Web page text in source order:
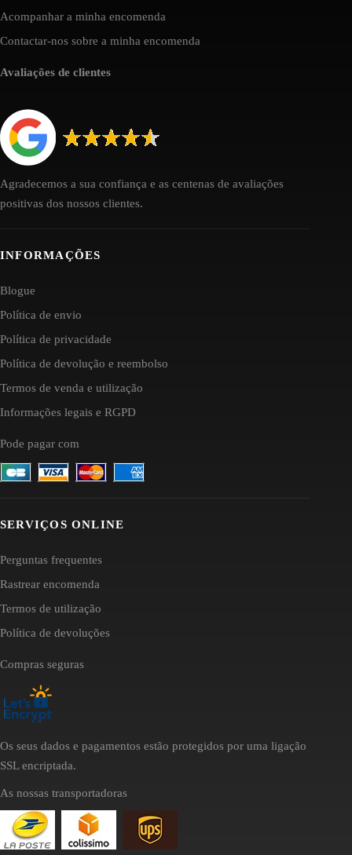
Acompanhar a minha encomenda
Contactar-nos sobre a minha encomenda
Avaliações de clientes
Agradecemos a sua confiança e as centenas de avaliações
positivas dos nossos clientes.
INFORMAÇÕES
Blogue
Política de envio
Política de privacidade
Política de devolução e reembolso
Termos de venda e utilização
Informações legais e RGPD
Pode pagar com
SERVIÇOS ONLINE
Perguntas frequentes
Rastrear encomenda
Termos de utilização
Política de devoluções
Compras seguras
Os seus dados e pagamentos estão protegidos por uma ligação
SSL encriptada.
As nossas transportadoras